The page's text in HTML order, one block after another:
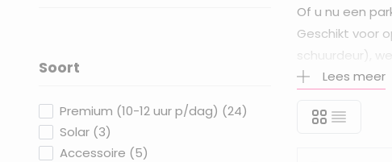
Soort
Premium (10-12 uur p/dag) (24products available
)
Solar (3products available
)
Accessoire (5products available
)
Of u nu een
Geschikt voor
schuurdeur),
De lampen
Lees meer